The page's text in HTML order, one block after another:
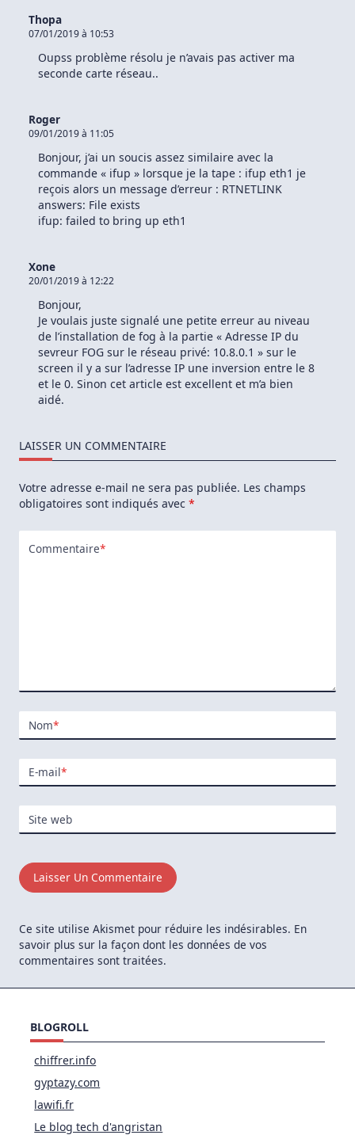
Thopa
07/01/2019 à 10:53
Oupss problème résolu je n’avais pas activer ma
seconde carte réseau..
Roger
09/01/2019 à 11:05
Bonjour, j’ai un soucis assez similaire avec la
commande « ifup » lorsque je la tape : ifup eth1 je
reçois alors un message d’erreur : RTNETLINK
answers: File exists
ifup: failed to bring up eth1
Xone
20/01/2019 à 12:22
Bonjour,
Je voulais juste signalé une petite erreur au niveau
de l’installation de fog à la partie « Adresse IP du
sevreur FOG sur le réseau privé: 10.8.0.1 » sur le
screen il y a sur l’adresse IP une inversion entre le 8
et le 0. Sinon cet article est excellent et m’a bien
aidé.
LAISSER UN COMMENTAIRE
Votre adresse e-mail ne sera pas publiée. Les champs
obligatoires sont indiqués avec *
Commentaire*
Nom*
E-mail*
Site web
Ce site utilise Akismet pour réduire les indésirables. En
savoir plus sur la façon dont les données de vos
commentaires sont traitées.
BLOGROLL
chiffrer.info
gyptazy.com
lawifi.fr
Le blog tech d'angristan